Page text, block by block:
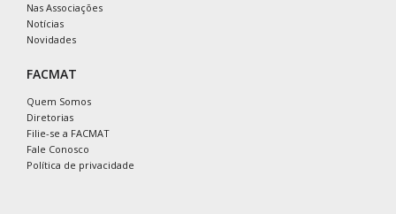
Nas Associações
Notícias
Novidades
FACMAT
Quem Somos
Diretorias
Filie-se a FACMAT
Fale Conosco
Política de privacidade